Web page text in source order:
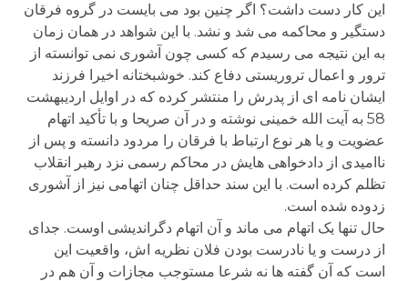
این کار دست داشت؟ اگر چنین بود می بایست در گروه فرقان
دستگیر و محاکمه می شد و نشد. با این شواهد در همان زمان
به این نتیجه می رسیدم که کسی چون آشوری نمی توانسته از
ترور و اعمال تروریستی دفاع کند. خوشبختانه اخیرا فرزند
ایشان نامه ای از پدرش را منتشر کرده که در اوایل اردیبهشت
58 به آیت الله خمینی نوشته و در آن صریحا و با تأکید اتهام
عضویت و یا هر نوع ارتباط با فرقان را مردود دانسته و پس از
ناامیدی از دادخواهی هایش در محاکم رسمی نزد رهبر انقلاب
تظلم کرده است. با این سند حداقل چنان اتهامی نیز از آشوری
زدوده شده است.
حال تنها یک اتهام می ماند و آن اتهام دگراندیشی اوست. جدای
از درست و یا نادرست بودن فلان نظریه اش، واقعیت این
است که آن گفته ها نه شرعا مستوجب مجازات و آن هم در